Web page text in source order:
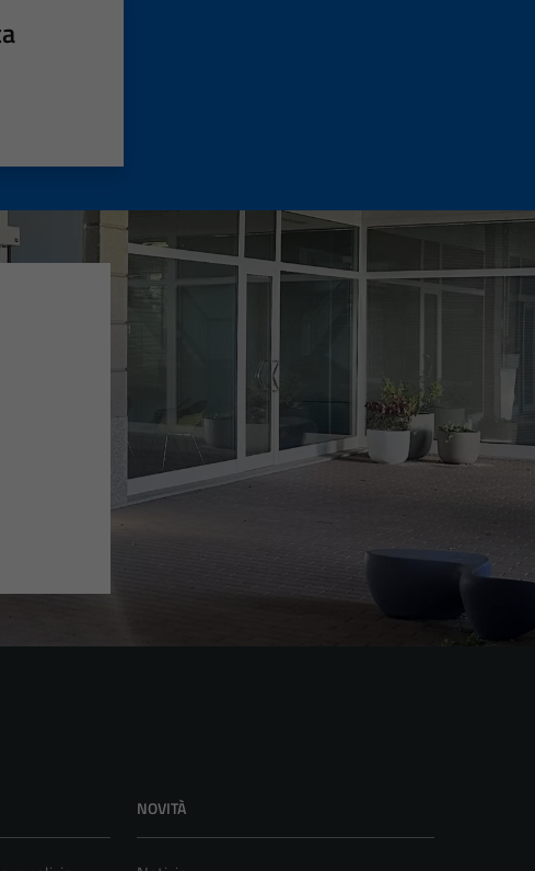
NOVITÀ